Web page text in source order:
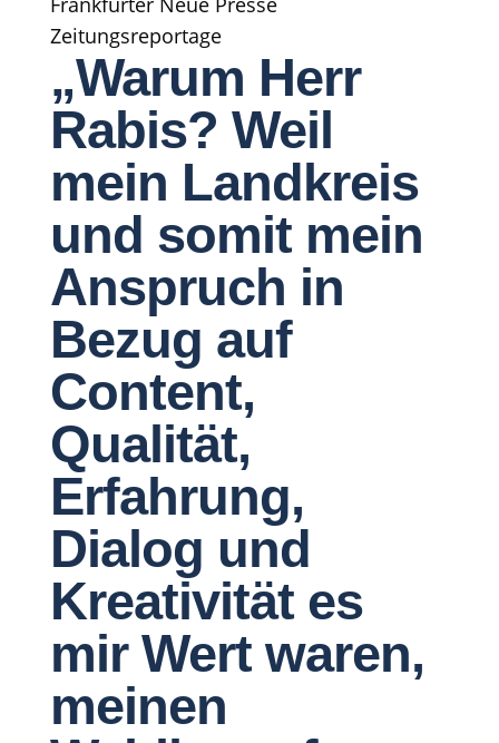
Zeitungsreportage
„Warum Herr
Rabis? Weil
mein Landkreis
und somit mein
Anspruch in
Bezug auf
Content,
Qualität,
Erfahrung,
Dialog und
Kreativität es
mir Wert waren,
meinen